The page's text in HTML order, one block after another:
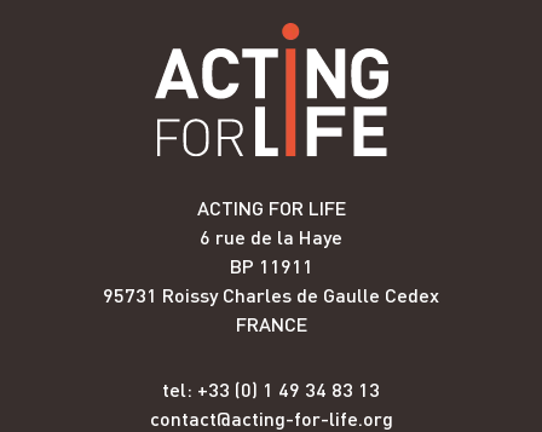
ACTING FOR LIFE
6 rue de la Haye
BP 11911
95731 Roissy Charles de Gaulle Cedex
FRANCE
tel: +33 (0) 1 49 34 83 13
contact@acting-for-life.org